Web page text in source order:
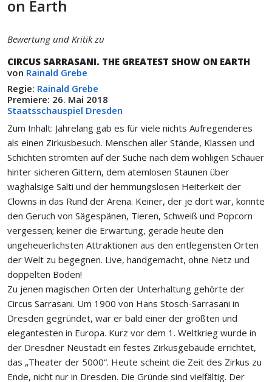
on Earth
Bewertung und Kritik zu
CIRCUS SARRASANI. THE GREATEST SHOW ON EARTH
von Rainald Grebe
Regie: Rainald Grebe
Premiere: 26. Mai 2018
Staatsschauspiel Dresden
Zum Inhalt: Jahrelang gab es für viele nichts Aufregenderes
als einen Zirkusbesuch. Menschen aller Stände, Klassen und
Schichten strömten auf der Suche nach dem wohligen Schauer
hinter sicheren Gittern, dem atemlosen Staunen über
waghalsige Salti und der hemmungslosen Heiterkeit der
Clowns in das Rund der Arena. Keiner, der je dort war, konnte
den Geruch von Sägespänen, Tieren, Schweiß und Popcorn
vergessen; keiner die Erwartung, gerade heute den
ungeheuerlichsten Attraktionen aus den entlegensten Orten
der Welt zu begegnen. Live, handgemacht, ohne Netz und
doppelten Boden!
Zu jenen magischen Orten der Unterhaltung gehörte der
Circus Sarrasani. Um 1900 von Hans Stosch-Sarrasani in
Dresden gegründet, war er bald einer der größten und
elegantesten in Europa. Kurz vor dem 1. Weltkrieg wurde in
der Dresdner Neustadt ein festes Zirkusgebäude errichtet,
das „Theater der 5000“. Heute scheint die Zeit des Zirkus zu
Ende, nicht nur in Dresden. Die Gründe sind vielfältig. Der